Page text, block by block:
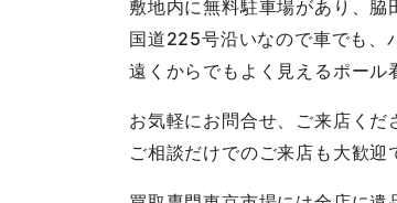
敷地内に無料駐車場があり、脇
国道225号沿いなので車でも、
遠くからでもよく見えるポール
お気軽にお問合せ、ご来店くだ
ご相談だけでのご来店も大歓迎